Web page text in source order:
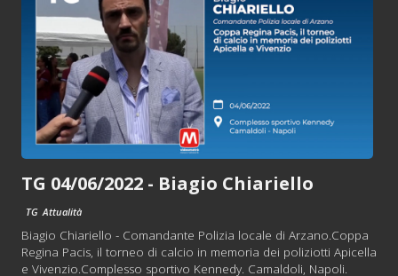
TG 04/06/2022 - Biagio Chiariello
TG Attualità
Biagio Chiariello - Comandante Polizia locale di Arzano.Coppa
Regina Pacis, il torneo di calcio in memoria dei poliziotti Apicella
e Vivenzio.Complesso sportivo Kennedy. Camaldoli, Napoli.